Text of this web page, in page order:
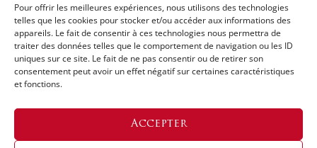
Pour offrir les meilleures expériences, nous utilisons des technologies
telles que les cookies pour stocker et/ou accéder aux informations des
appareils. Le fait de consentir à ces technologies nous permettra de
traiter des données telles que le comportement de navigation ou les ID
uniques sur ce site. Le fait de ne pas consentir ou de retirer son
consentement peut avoir un effet négatif sur certaines caractéristiques
et fonctions.
Accepter
Nos réalisations
SUIVEZ-NOUS
DEMANDEZ UN DEVIS